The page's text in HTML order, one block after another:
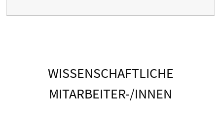
WISSENSCHAFTLICHE
MITARBEITER-/INNEN